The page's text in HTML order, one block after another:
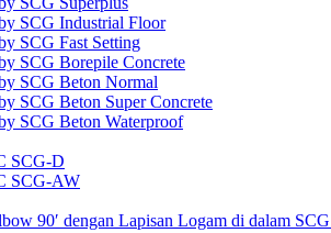
SCG Industrial Floor
SCG Fast Setting
SCG Borepile Concrete
SCG Beton Normal
SCG Beton Super Concrete
SCG Beton Waterproof
SCG-D
SCG-AW
90′ dengan Lapisan Logam di dalam